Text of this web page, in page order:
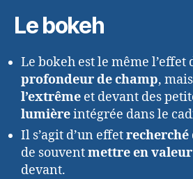
Le bokeh
Le bokeh est le même l’effet
profondeur de champ,
l’extrême et devant des
lumièreintégrée dans le
Il s’agit d’un effetrecherché
de souventmettre en
devant.